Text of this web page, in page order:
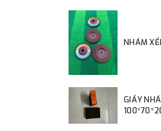
NHÁM
GIẤY